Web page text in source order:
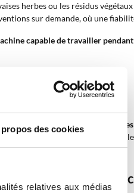
des cookies
relatives aux médias
herbes ou les résidus
sur demande, où une
capable de travailler
?
opérationnelle
des surfaces compactes,
maintiennent la traction sur
activités peut-il